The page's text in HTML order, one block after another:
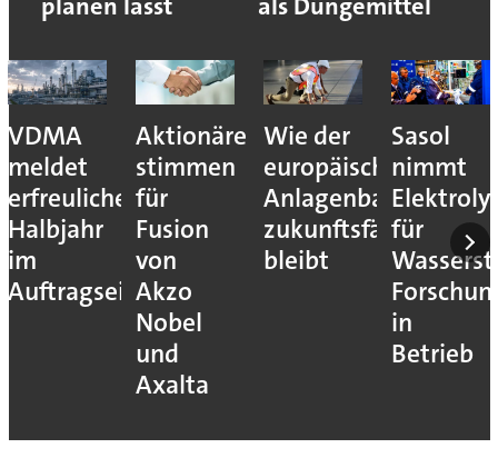
VDMA
meldet
erfreuliches
Halbjahr
im
Auftragseingang
Aktionäre
stimmen
für
Fusion
von
Akzo
Nobel
und
Axalta
Wie der
europäische
Anlagenbau
zukunftsfähig
bleibt
Sasol
nimmt
für
in
Betrieb